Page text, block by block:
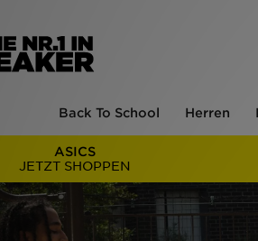
Back To School Herren
ASICS
JETZT SHOPPEN